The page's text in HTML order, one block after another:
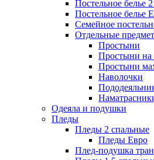
Постельное белье
Постельное белье
Семейное
Отдельные
Простыни
Простыни на
Простыни
Наволочки
Одеяла и подушки
Пледы
Пледы 2 спальные
Пледы Евро
Плед-подушка